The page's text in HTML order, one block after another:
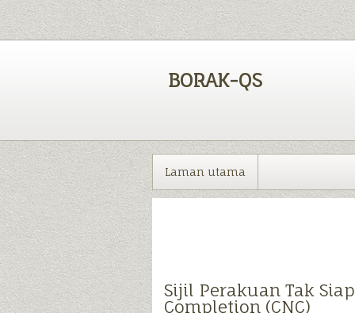
BORAK-QS
Laman utama
Sijil Perakuan Tak
Completion (CNC)